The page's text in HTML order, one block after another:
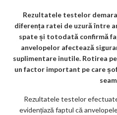
Rezultatele testelor
diferența ratei de uzură între
spate și totodată confirmă
anvelopelor afectează
suplimentare inutile. Rotirea
un factor important pe care
Rezultatele testelor
evidențiază faptul că